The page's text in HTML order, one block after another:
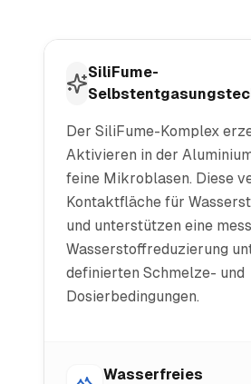
SiliFume-
Der SiliFume-Komplex
Aktivieren in der
feine Mikroblasen. Diese
Kontaktfläche für
und unterstützen eine
Wasserstoffreduzierung
definierten Schmelze- und
Dosierbedingungen.
Wasserfreies